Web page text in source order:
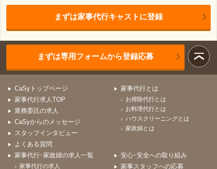
まずは家事代行キャストに登録
まずは専用フォームから登録応募
CaSyトップページ
家事代行求人TOP
業務委託の求人
CaSyからのメッセージ
スタッフインタビュー
よくある質問
家事代行とは
お掃除代行とは
お料理代行とは
ハウスクリーニングとは
家政婦とは
家事代行･家政婦の求人一覧
家事代行の求人
安心･安全への取り組み
家事スタッフへの応募